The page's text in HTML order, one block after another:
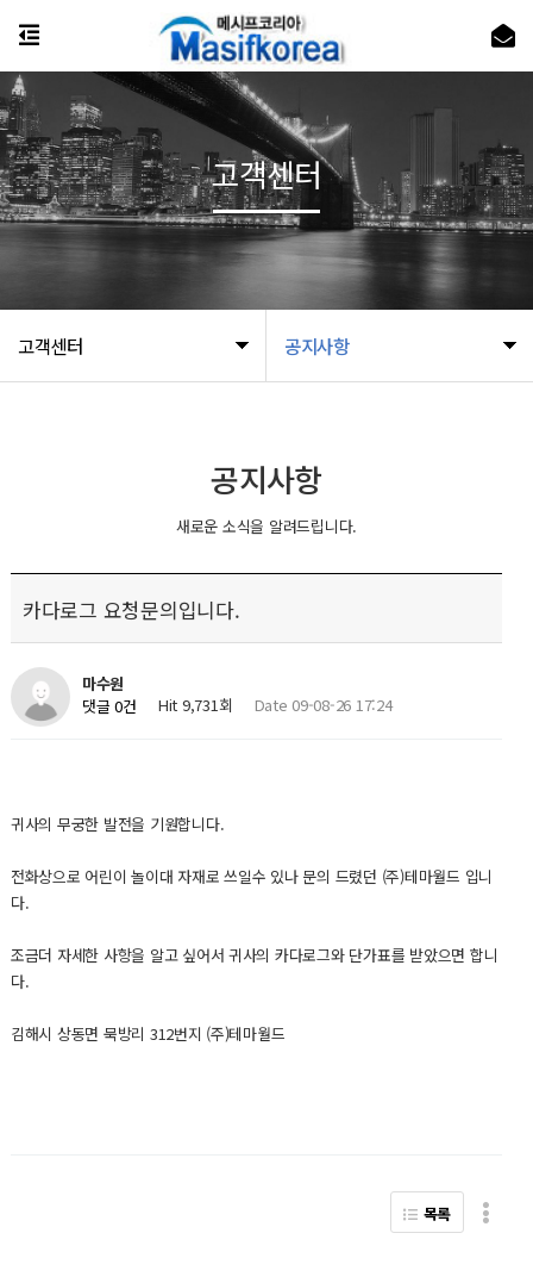
고객센터 공지사항
고객센터
공지사항
새로운 소식을 알려드립니다.
카다로그 요청문의입니다.
마수원
댓글 0건
Hit 9,731회 Date 09-08-26 17:24
귀사의 무궁한 발전을 기원합니다.
전화상으로 어린이 놀이대 자재로 쓰일수 있나 문의 드렸던 (주)테마월드 입니
다.
조금더 자세한 사항을 알고 싶어서 귀사의 카다로그와 단가표를 받았으면 합니
다.
김해시 상동면 묵방리 312번지 (주)테마월드
목록